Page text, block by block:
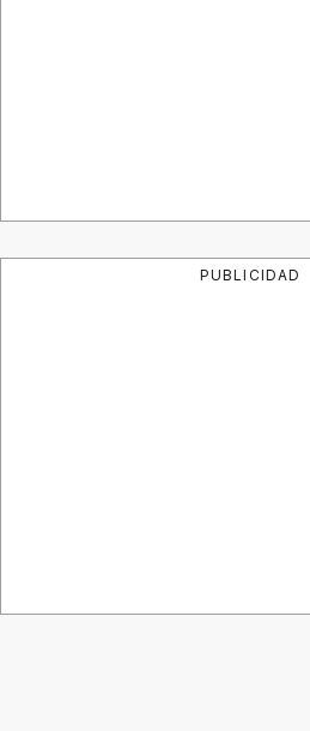
PUBLICIDAD